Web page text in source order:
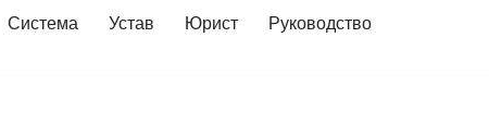
Система Устав Юрист
Руководство